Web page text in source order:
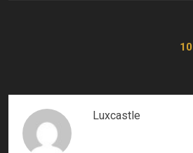
Luxcastle